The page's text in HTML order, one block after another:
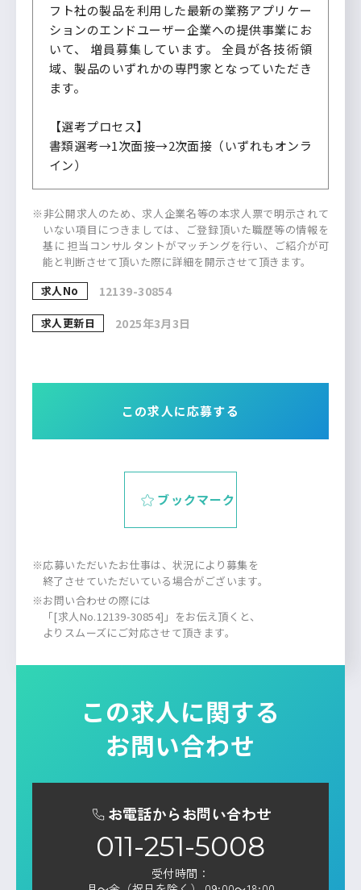
フト社の製品を利用した最新の業務アプリケー
ションのエンドユーザー企業への提供事業にお
いて、 増員募集しています。 全員が各技術領
域、製品のいずれかの専門家となっていただき
ます。
【選考プロセス】
書類選考→1次面接→2次面接（いずれもオンラ
イン）
※非公開求人のため、求人企業名等の本求人票で明示されて
いない項目につきましては、ご登録頂いた職歴等の情報を
基に 担当コンサルタントがマッチングを行い、ご紹介が可
能と判断させて頂いた際に詳細を開示させて頂きます。
求人No
12139-30854
求人更新日 2025年3月3日
この求人に応募する
ブックマーク
※応募いただいたお仕事は、状況により募集を
終了させていただいている場合がございます。
※お問い合わせの際には
「[求人No.12139-30854]」をお伝え頂くと、
よりスムーズにご対応させて頂きます。
この求人に関する
お問い合わせ
お電話からお問い合わせ
011-251-5008
受付時間：